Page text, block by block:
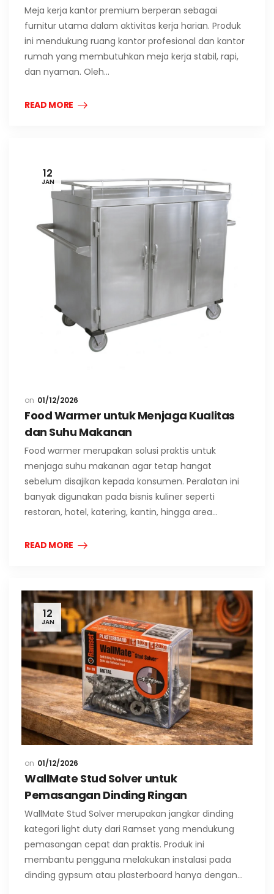
Meja kerja kantor premium berperan sebagai
furnitur utama dalam aktivitas kerja harian. Produk
ini mendukung ruang kantor profesional dan kantor
rumah yang membutuhkan meja kerja stabil, rapi,
dan nyaman. Oleh…
READ MORE
12
JAN
01/12/2026
Food Warmer untuk Menjaga Kualitas
dan Suhu Makanan
Food warmer merupakan solusi praktis untuk
menjaga suhu makanan agar tetap hangat
sebelum disajikan kepada konsumen. Peralatan ini
banyak digunakan pada bisnis kuliner seperti
restoran, hotel, katering, kantin, hingga area…
READ MORE
12
JAN
01/12/2026
WallMate Stud Solver untuk
Pemasangan Dinding Ringan
WallMate Stud Solver merupakan jangkar dinding
kategori light duty dari Ramset yang mendukung
pemasangan cepat dan praktis. Produk ini
membantu pengguna melakukan instalasi pada
dinding gypsum atau plasterboard hanya dengan…